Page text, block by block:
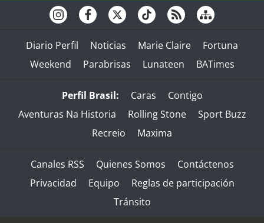
Diario Perfil Noticias Marie Claire
Fortuna
Weekend
Parabrisas Lunateen BATimes
Perfil Brasil: Caras
Contigo
Aventuras Na Historia
Rolling Stone
Sport Buzz
Recreio
Maxima
Canales RSS Quienes Somos
Contáctenos
Privacidad
Equipo
Reglas de participación
Tránsito